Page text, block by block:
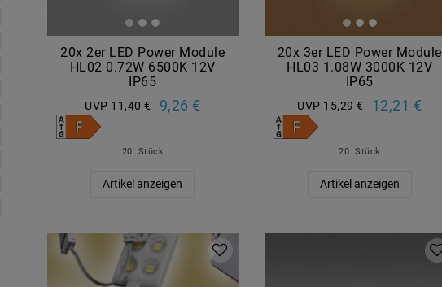
20x 2er LED Power Module
HL02 0.72W 6500K 12V
IP65
UVP 11,40 € 9,26 €
20 Stück
Artikel anzeigen
20x 3er LED Power Module
HL03 1.08W 3000K 12V
IP65
UVP 15,29 € 12,21 €
20 Stück
Artikel anzeigen